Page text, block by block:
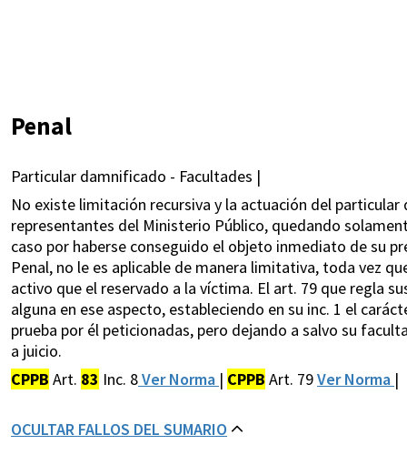
Penal
Particular damnificado - Facultades |
No existe limitación recursiva y la actuación del
representantes del Ministerio Público, quedando
caso por haberse conseguido el objeto inmediato de su
Penal, no le es aplicable de manera limitativa, toda vez
activo que el reservado a la víctima. El art. 79 que regla
alguna en ese aspecto, estableciendo en su inc. 1 el
prueba por él peticionadas, pero dejando a salvo su
a juicio.
CPPB Art. 83 Inc. 8Ver Norma | CPPB Art. 79Ver Norma |
OCULTAR FALLOS DEL SUMARIO